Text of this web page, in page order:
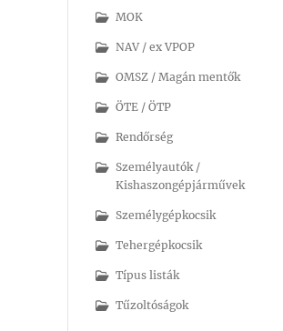
MOK
NAV / ex VPOP
OMSZ / Magán mentők
ÖTE / ÖTP
Rendőrség
Személyautók /
Kishaszongépjárművek
Személygépkocsik
Tehergépkocsik
Típus listák
Tűzoltóságok